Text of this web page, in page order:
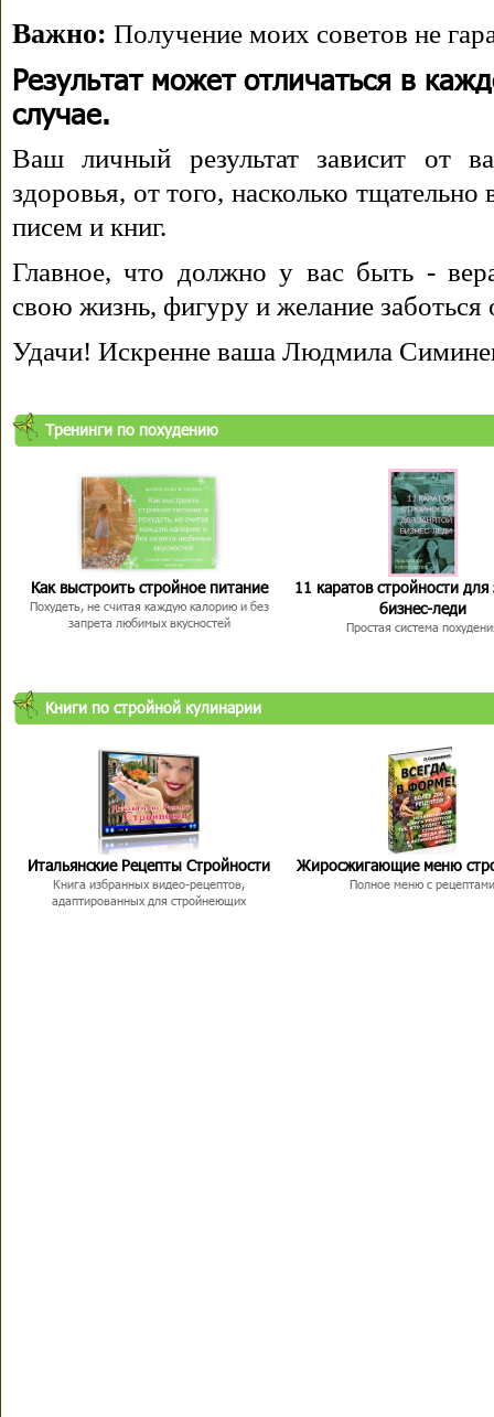
Важно: Получение моих советов не
Результат может отличаться в
случае.
Ваш личный результат зависит от
здоровья, от того, насколько
писем и книг.
Главное, что должно у вас быть -
свою жизнь, фигуру и желание заботься
Удачи! Искренне ваша Людмила
Тренинги по похудению
Как выстроить стройное питание
Похудеть, не считая каждую калорию и без
запрета любимых вкусностей
11 каратов стройности для
бизнес-леди
Простая система
Книги по стройной кулинарии
Итальянские Рецепты Стройности
Книга избранных видео-рецептов,
адаптированных для стройнеющих
Жиросжигающие меню
Полное меню с рецептами